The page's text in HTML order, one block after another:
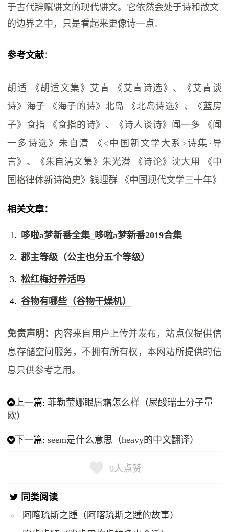
于古代辞赋骈文的现代骈文。它依然会处于诗和散文
的边界之中，只是看起来更像诗一点。
参考文献：
胡适 《胡适文集》艾青 《艾青诗选》、《艾青谈
诗》海子 《海子的诗》北岛 《北岛诗选》、《蓝房
子》食指 《食指的诗》、《诗人谈诗》闻一多 《闻
一多诗选》朱自清 《<中国新文学大系>诗集·导
言》、《朱自清文集》朱光潜 《诗论》沈大用 《中
国格律体新诗简史》钱理群 《中国现代文学三十年》
相关文章：
哆啦a梦新番全集_哆啦a梦新番2019合集
郡主等级（公主也分五个等级）
松红梅好养活吗
谷物有哪些（谷物干燥机）
免责声明： 内容来自用户上传并发布，站点仅提供信
息存储空间服务，不拥有所有权，本网站所提供的信
息只供参考之用。
上一篇:菲勒莹娜眼唇霜怎么样（尿酸瑞士分子量
欧）
下一篇:seem是什么意思（heavy的中文翻译）
0 人点赞
同类阅读
阿喀琉斯之踵（阿喀琉斯之踵的故事）